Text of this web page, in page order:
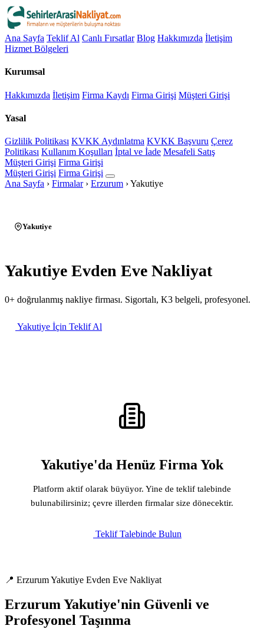
Ana Sayfa Teklif Al Canlı Fırsatlar Blog Hakkımızda İletişim
Hizmet Bölgeleri
Kurumsal
Hakkımızda İletişim Firma Kaydı Firma Girişi Müşteri Girişi
Yasal
Gizlilik Politikası KVKK Aydınlatma KVKK Başvuru Çerez
Politikası Kullanım Koşulları İptal ve İade Mesafeli Satış
Müşteri Girişi Firma Girişi
Müşteri Girişi Firma Girişi
Ana Sayfa › Firmalar › Erzurum ›Yakutiye
Yakutiye
Yakutiye Evden Eve Nakliyat
0+ doğrulanmış nakliye firması. Sigortalı, K3 belgeli, profesyonel.
Yakutiye İçin Teklif Al
Yakutiye'da Henüz Firma Yok
Platform aktif olarak büyüyor. Yine de teklif talebinde
bulunabilirsiniz; çevre illerden firmalar size dönecektir.
Teklif Talebinde Bulun
📍 Erzurum Yakutiye Evden Eve Nakliyat
Erzurum Yakutiye'nin Güvenli ve
Profesyonel Taşınma